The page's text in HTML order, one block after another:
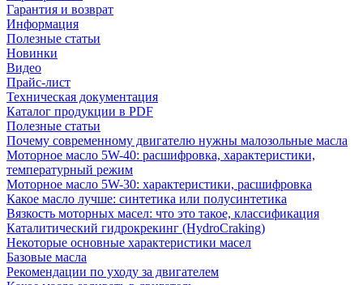
Гарантия и возврат
Информация
Полезные статьи
Новинки
Видео
Прайс-лист
Техническая документация
Каталог продукции в PDF
Полезные статьи
Почему современному двигателю нужны малозольные масла
Моторное масло 5W-40: расшифровка, характеристики,
температурный режим
Моторное масло 5W-30: характеристики, расшифровка
Какое масло лучше: синтетика или полусинтетика
Вязкость моторных масел: что это такое, классификация
Каталитический гидрокрекинг (НydroСraking)
Некоторые основные характеристики масел
Базовые масла
Рекомендации по уходу за двигателем